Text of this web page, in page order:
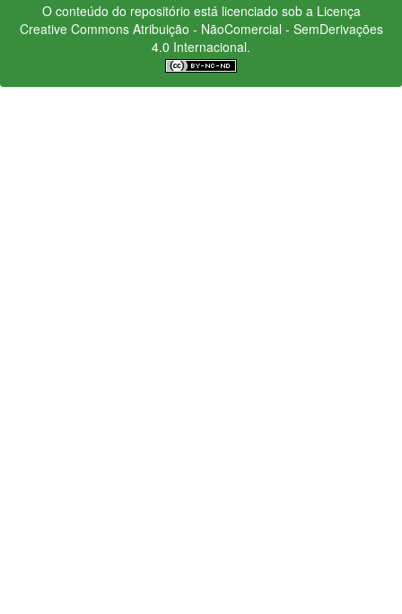
O conteúdo do repositório está licenciado sob a Licença
Creative CommonsAtribuição - NãoComercial - SemDerivações
4.0 Internacional.